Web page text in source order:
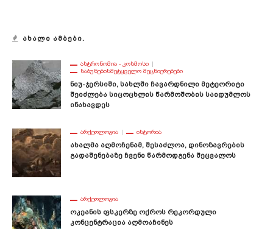
ᲐᲮᲐᲚᲘ ᲐᲛᲑᲔᲑᲘ.
ᲐᲡᲢᲠᲝᲜᲝᲛᲘᲐ - ᲙᲝᲡᲛᲝᲡᲘ
ᲡᲐᲑᲣᲜᲔᲑᲘᲡᲛᲔᲢᲧᲕᲔᲚᲝ ᲛᲔᲪᲜᲘᲔᲠᲔᲑᲔᲑᲘ
Ნიუ-Ჯერსიში, Სახლში Ჩავარდნილი Მეტეორიტი
Შეიძლება Სიცოცხლის Წარმოშობის Საიდუმლოს
Ინახავდეს
ᲐᲠᲥᲔᲝᲚᲝᲒᲘᲐ ᲘᲡᲢᲝᲠᲘᲐ
Ახალმა Აღმოჩენამ, Შესაძლოა, Დინოზავრების
Გადაშენებაზე Ჩვენი Წარმოდგენა Შეცვალოს
ᲐᲠᲥᲔᲝᲚᲝᲒᲘᲐ
Ოკეანის Ფსკერზე Ოქროს Რეკორდული
Კონცენტრაცია Აღმოაჩინეს